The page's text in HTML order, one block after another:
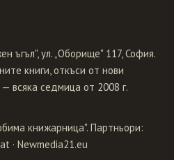
ъгъл", ул. „Оборище" 117, София.
книги, откъси от нови
всяка седмица от 2008 г.
книжарница". Партньори:
· Newmedia21.eu